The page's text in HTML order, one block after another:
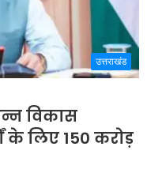
उत्तराखंड
विकास
के लिए 150 करोड़